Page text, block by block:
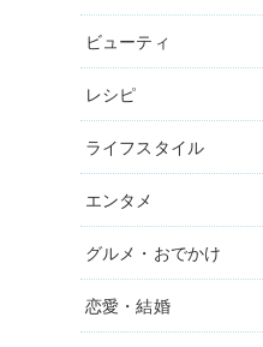
ビューティ
レシピ
ライフスタイル
エンタメ
グルメ・おでかけ
恋愛・結婚